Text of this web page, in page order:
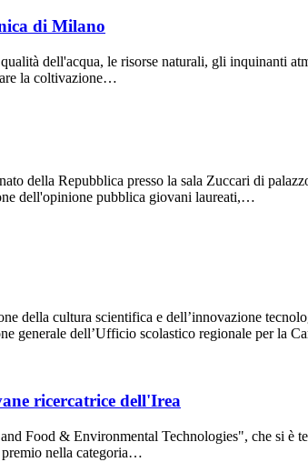
di Milano
dell'acqua, le risorse naturali, gli inquinanti
la coltivazione…
della Repubblica presso la sala Zuccari di
dell'opinione pubblica giovani laureati,…
cultura scientifica e dell’innovazione
generale dell’Ufficio scolastico regionale per la
ricercatrice dell'Irea
Food & Environmental Technologies", che si è
premio nella categoria…